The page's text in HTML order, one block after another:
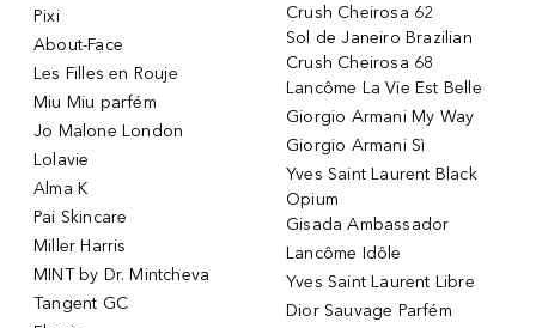
Pixi
About-Face
Les Filles en Rouje
Miu Miu parfém
Jo Malone London
Lolavie
Alma K
Pai Skincare
Miller Harris
MINT by Dr. Mintcheva
Tangent GC
Crush Cheirosa 62
Sol de Janeiro Brazilian
Crush Cheirosa 68
Lancôme La Vie Est Belle
Giorgio Armani My Way
Giorgio Armani Sì
Yves Saint Laurent Black
Opium
Gisada Ambassador
Lancôme Idôle
Yves Saint Laurent Libre
Dior Sauvage Parfém